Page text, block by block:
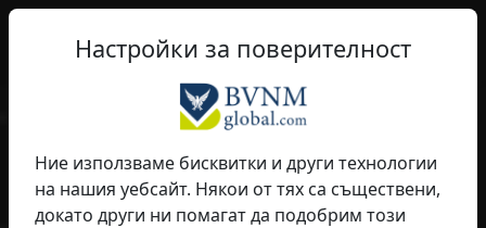
BG Филтър
Покажи на света кой си - професионален, модерен,
qume– Максимална
видимост
Настройки за поверителност
Ние използваме бисквитки и други технологии
на нашия уебсайт. Някои от тях са съществени,
докато други ни помагат да подобрим този